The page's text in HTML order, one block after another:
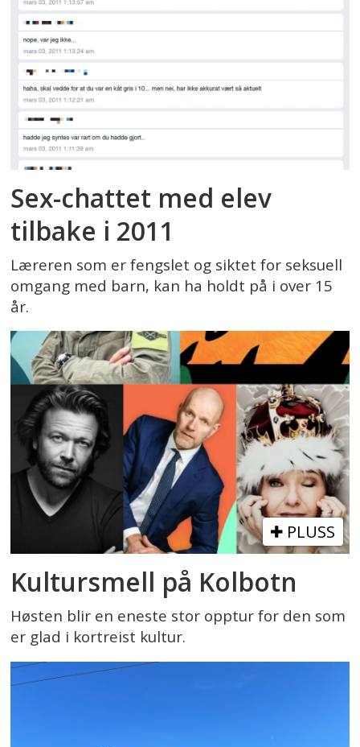
Sex-chattet med elev
tilbake i 2011
Læreren som er fengslet og siktet for seksuell
omgang med barn, kan ha holdt på i over 15
år.
PLUSS
Kultursmell på Kolbotn
Høsten blir en eneste stor opptur for den som
er glad i kortreist kultur.